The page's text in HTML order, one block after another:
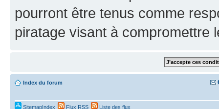
pourront être tenus comme
piratage visant à compromettre
Index du forum
SitemapIndex Flux RSS Liste des flux